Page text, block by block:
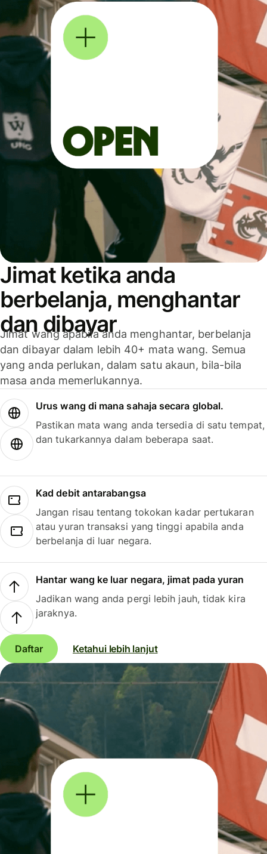
Jimat ketika anda
berbelanja, menghantar
dan dibayar
Jimat wang apabila anda menghantar, berbelanja
dan dibayar dalam lebih 40+ mata wang. Semua
yang anda perlukan, dalam satu akaun, bila-bila
masa anda memerlukannya.
Urus wang di mana sahaja secara global.
Pastikan mata wang anda tersedia di satu tempat,
dan tukarkannya dalam beberapa saat.
Kad debit antarabangsa
Jangan risau tentang tokokan kadar pertukaran
atau yuran transaksi yang tinggi apabila anda
berbelanja di luar negara.
Hantar wang ke luar negara, jimat pada yuran
Jadikan wang anda pergi lebih jauh, tidak kira
jaraknya.
Daftar Ketahui lebih lanjut